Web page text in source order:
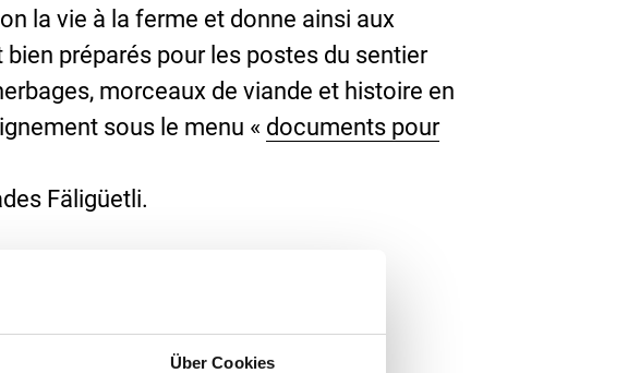
Über Cookies
la vie à la ferme et donne ainsi aux
préparés pour les postes du sentier
morceaux de viande et histoire en
sous le menu « documents pour
Fäligüetli.